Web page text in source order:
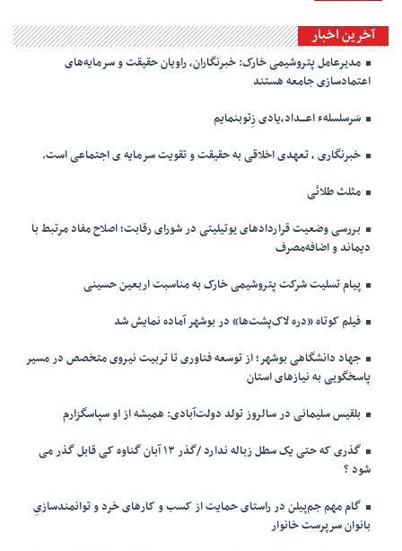
آخرین اخبار
مدیرعامل پتروشیمی خارک: خبرنگاران، راویان حقیقت و سرمایه‌های
اعتمادسازی جامعه هستند
سَرسلسلهء اعـــداد،یادی زِتوبنمایم
خبرنگاری ، تعهدی اخلاقی به حقیقت و تقویت سرمایه ی اجتماعی است.
مثلث طلائی
بررسی وضعیت قراردادهای یوتیلیتی در شورای رقابت؛ اصلاح مفاد مرتبط با
دیماند و اضافه‌مصرف
پیام تسلیت شرکت پتروشیمی خارک به مناسبت اربعین حسینی
فیلم کوتاه «دره لاک‌پشت‌ها» در بوشهر آماده نمایش شد
جهاد دانشگاهی بوشهر؛ از توسعه فناوری تا تربیت نیروی متخصص در مسیر
پاسخگویی به نیازهای استان
بلقیس سلیمانی در سالروز تولد دولت‌آبادی: همیشه از او سپاسگزارم
گذری که حتی یک سطل زباله ندارد /گذر ۱۳ آبان گناوه کی قابل گذر می
شود ؟
گام مهم جم‌پیلن در راستای حمایت از کسب و کارهای خرد و توانمندسازیِ
بانوان سرپرست خانوار